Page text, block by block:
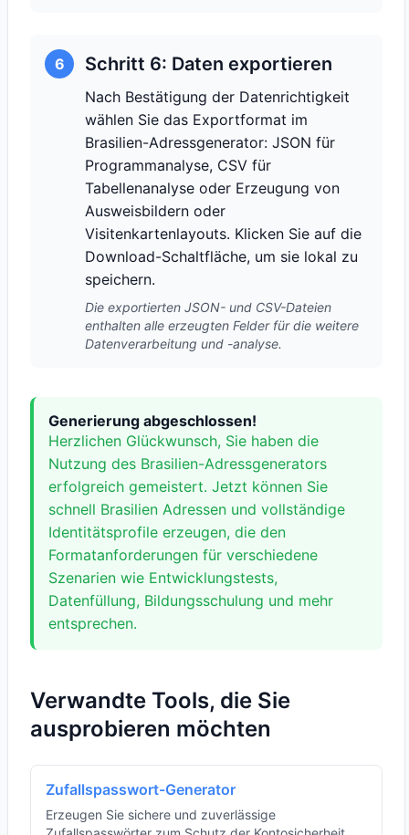
6 Schritt 6: Daten exportieren
Nach Bestätigung der Datenrichtigkeit
wählen Sie das Exportformat im
Brasilien-Adressgenerator: JSON für
Programmanalyse, CSV für
Tabellenanalyse oder Erzeugung von
Ausweisbildern oder
Visitenkartenlayouts. Klicken Sie auf die
Download-Schaltfläche, um sie lokal zu
speichern.
Die exportierten JSON- und CSV-Dateien
enthalten alle erzeugten Felder für die weitere
Datenverarbeitung und -analyse.
Generierung abgeschlossen!
Herzlichen Glückwunsch, Sie haben die
Nutzung des Brasilien-Adressgenerators
erfolgreich gemeistert. Jetzt können Sie
schnell Brasilien Adressen und vollständige
Identitätsprofile erzeugen, die den
Formatanforderungen für verschiedene
Szenarien wie Entwicklungstests,
Datenfüllung, Bildungsschulung und mehr
entsprechen.
Verwandte Tools, die Sie
ausprobieren möchten
Zufallspasswort-Generator
Erzeugen Sie sichere und zuverlässige